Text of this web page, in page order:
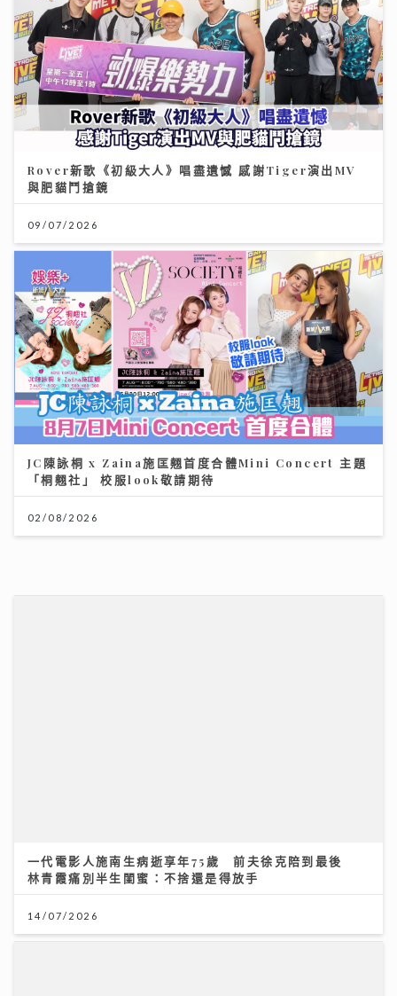
Rover新歌《初級大人》唱盡遺憾 感謝Tiger演出MV
與肥貓鬥搶鏡
09/07/2026
JC陳詠桐 x Zaina施匡翹首度合體Mini Concert 主題
「桐翹社」 校服look敬請期待
02/08/2026